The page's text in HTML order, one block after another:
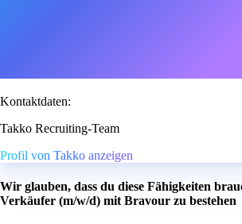
Kontaktdaten:
Takko Recruiting-Team
Profil von Takko anzeigen
Wir glauben, dass du diese Fähigkeiten
Verkäufer (m/w/d) mit Bravour zu bestehen